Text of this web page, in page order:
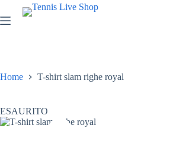
al
contenuto
Home T-shirt slam righe royal
ESAURITO